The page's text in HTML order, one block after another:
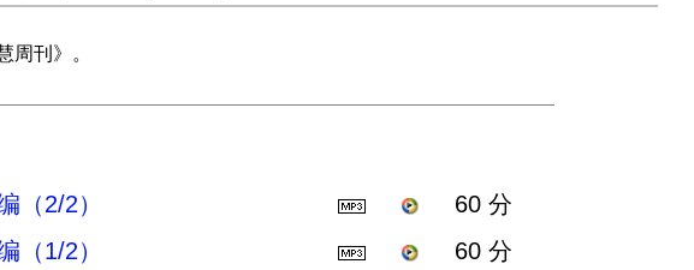
周刊》。
（2/2）
60 分
（1/2）
60 分